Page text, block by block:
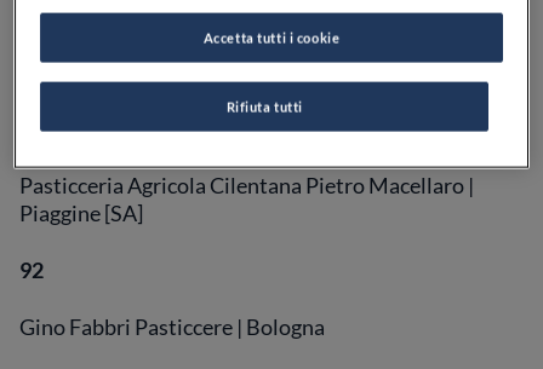
Maison Manilia | Montesano sulla Marcellana [SA]
93
Besuschio | Abbiategrasso [MI]
Pasticceria Agricola Cilentana Pietro Macellaro |
Piaggine [SA]
92
Gino Fabbri Pasticcere | Bologna
Rifiuta tutti
Accetta tutti i cookie